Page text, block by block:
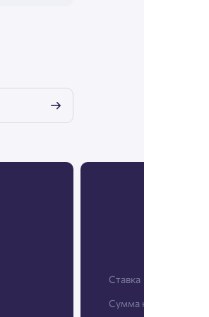
Ставка
Сумма кредита